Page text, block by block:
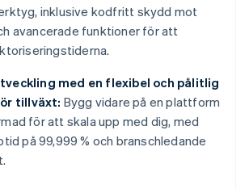
inklusive kodfritt skydd mot
avancerade funktioner för att
med en flexibel och pålitlig
tillväxt: Bygg vidare på en plattform
för att skala upp med dig, med
på 99,999 % och branschledande